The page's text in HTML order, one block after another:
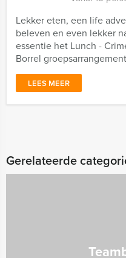
Lekker eten, een life
beleven en even lekker
essentie het Lunch -
Borrel
LEES MEER
Gerelateerde